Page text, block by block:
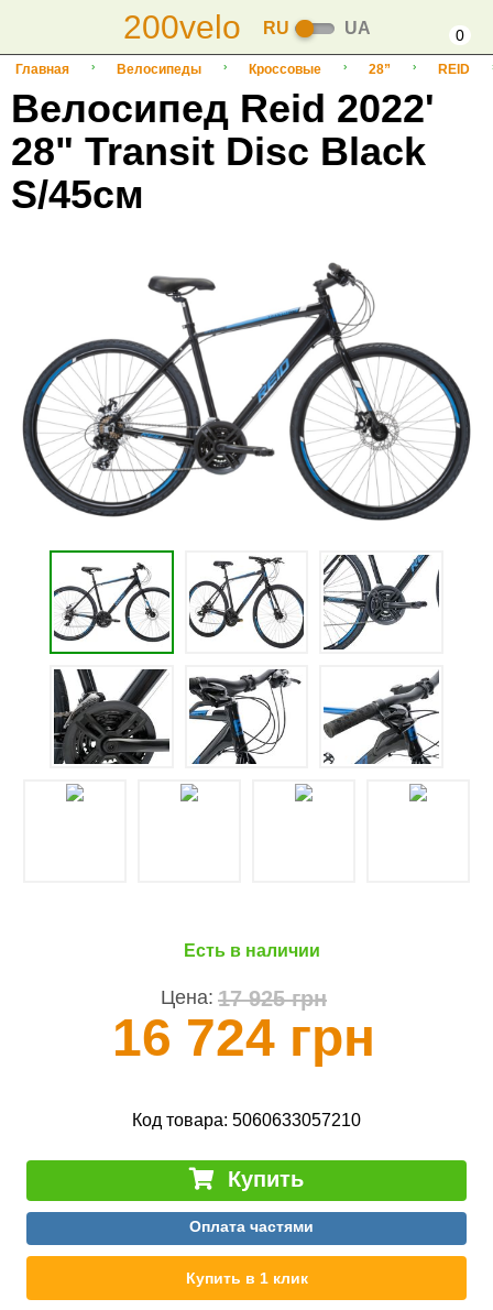
200velo RU UA 0
Главная Велосипеды Кроссовые 28” REID
Велосипед Reid 2022'
28" Transit Disc Black
S/45см
Есть в наличии
Цена: 17 925 грн
16 724 грн
Код товара: 5060633057210
Купить
Оплата частями
Купить в 1 клик